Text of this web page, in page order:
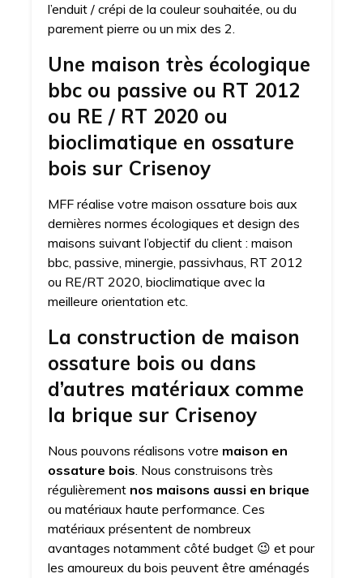
l’enduit / crépi de la couleur souhaitée, ou du
parement pierre ou un mix des 2.
Une maison très écologique
bbc ou passive ou RT 2012
ou RE / RT 2020 ou
bioclimatique en ossature
bois sur Crisenoy
MFF réalise votre maison ossature bois aux
dernières normes écologiques et design des
maisons suivant l’objectif du client : maison
bbc, passive, minergie, passivhaus, RT 2012
ou RE/RT 2020, bioclimatique avec la
meilleure orientation etc.
La construction de maison
ossature bois ou dans
d’autres matériaux comme
la brique sur Crisenoy
Nous pouvons réalisons votre maison en
ossature bois. Nous construisons très
régulièrement nos maisons aussi en brique
ou matériaux haute performance. Ces
matériaux présentent de nombreux
avantages notamment côté budget 😉 et pour
les amoureux du bois peuvent être aménagés